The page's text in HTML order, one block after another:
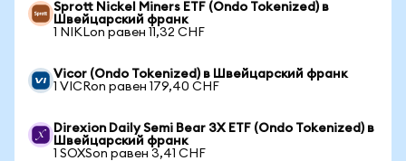
Sprott Nickel Miners ETF (Ondo Tokenized) в
Швейцарский франк
1 NIKLon равен 11,32 CHF
Vicor (Ondo Tokenized) в Швейцарский франк
1 VICRon равен 179,40 CHF
Direxion Daily Semi Bear 3X ETF (Ondo Tokenized) в
Швейцарский франк
1 SOXSon равен 3,41 CHF